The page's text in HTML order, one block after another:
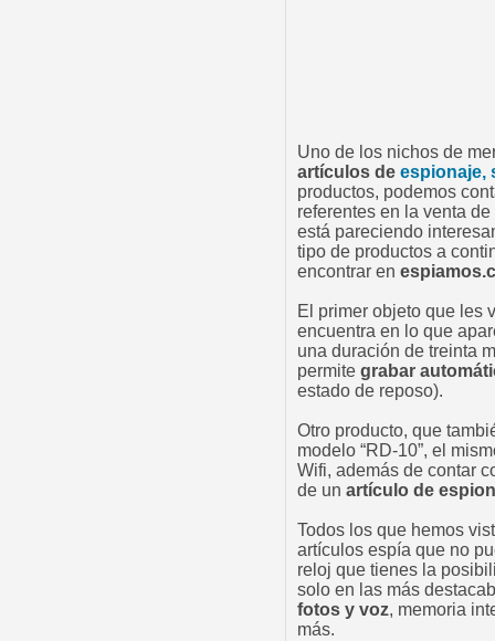
Uno de los nichos de
artículos de espionaje,
productos, podemos
referentes en la venta
está pareciendo
tipo de productos a
encontrar en
El primer objeto que les
encuentra en lo que
una duración de treinta
permite grabar
estado de reposo).
Otro producto, que
modelo “RD-10”, el
Wifi, además de contar
de un artículo de
Todos los que hemos
artículos espía que no
reloj que tienes la
solo en las más
fotos y voz, memoria
más.